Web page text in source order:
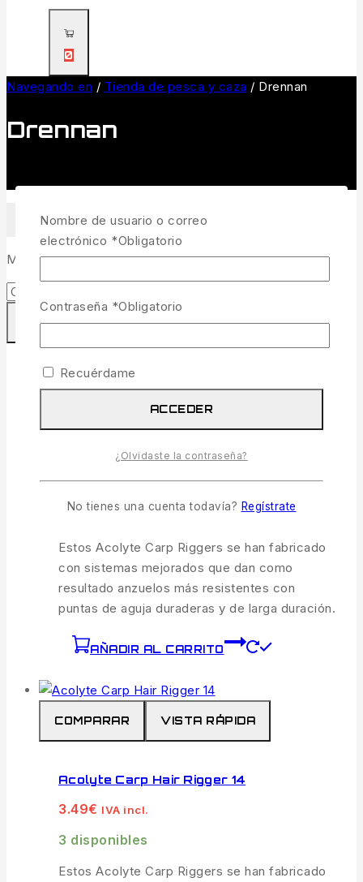
0
Navegando en / Tienda de pesca y caza / Drennan
Drennan
FILTRAR
Mostrando 1–20 145resultados
Acolyte Carp Hair Rigger 12
3.49€
3 disponibles
Estos Acolyte Carp Riggers se han fabricado
con sistemas mejorados que dan como
resultado anzuelos más resistentes con
puntas de aguja duraderas y de larga duración.
AÑADIR AL CARRITO
COMPARAR VISTA RÁPIDA
Acolyte Carp Hair Rigger 14
3.49€ IVA incl.
3 disponibles
Estos Acolyte Carp Riggers se han fabricado
Nombre de usuario o correo
electrónico *Obligatorio
Contraseña *Obligatorio
Recuérdame
ACCEDER
¿Olvidaste la contraseña?
No tienes una cuenta todavía? Regístrate